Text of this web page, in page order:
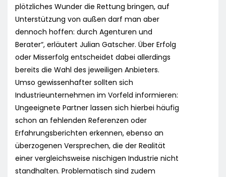
plötzliches Wunder die Rettung bringen, auf
Unterstützung von außen darf man aber
dennoch hoffen: durch Agenturen und
Berater“, erläutert Julian Gatscher. Über Erfolg
oder Misserfolg entscheidet dabei allerdings
bereits die Wahl des jeweiligen Anbieters.
Umso gewissenhafter sollten sich
Industrieunternehmen im Vorfeld informieren:
Ungeeignete Partner lassen sich hierbei häufig
schon an fehlenden Referenzen oder
Erfahrungsberichten erkennen, ebenso an
überzogenen Versprechen, die der Realität
einer vergleichsweise nischigen Industrie nicht
standhalten. Problematisch sind zudem